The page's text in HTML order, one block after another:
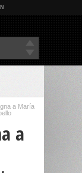
a María
a